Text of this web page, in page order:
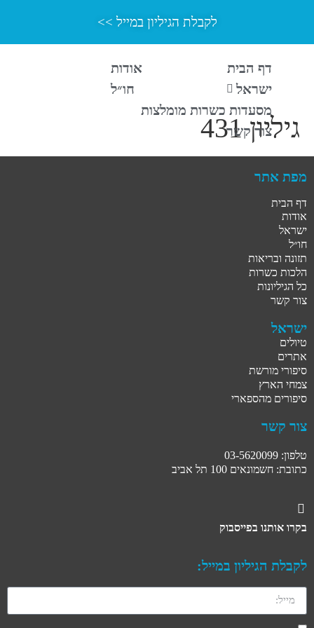
לקבלת הגיליון במייל >>
דף הבית
אודות
ישראל
חו״ל
מסעדות כשרות מומלצות
צור קשר
גיליון 431
מפת אתר
דף הבית
אודות
ישראל
חו״ל
תזונה ובריאות
הלכות כשרות
כל הגיליונות
צור קשר
ישראל
טיולים
אתרים
סיפורי מורשת
צמחי הארץ
סיפורים מהספארי
צור קשר
טלפון: 03-5620099
כתובת: חשמונאים 100 תל אביב
בקרו אותנו בפייסבוק
לקבלת הגיליון במייל: